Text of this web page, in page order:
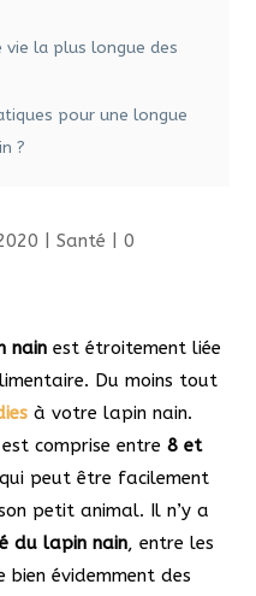
vie la plus longue des
pour une longue
?
|Santé |0
nain est étroitement liée
Du moins tout
à votre lapin nain.
est comprise entre 8 et
peut être facilement
petit animal. Il n’y a
du lapin nain, entre les
évidemment des